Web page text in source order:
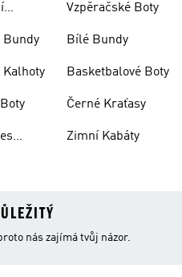
Bundy
Kalhoty
Vzpěračské Boty
Bílé Bundy
Basketbalové Boty
Černé Kraťasy
Zimní Kabáty
nás zajímá tvůj názor.